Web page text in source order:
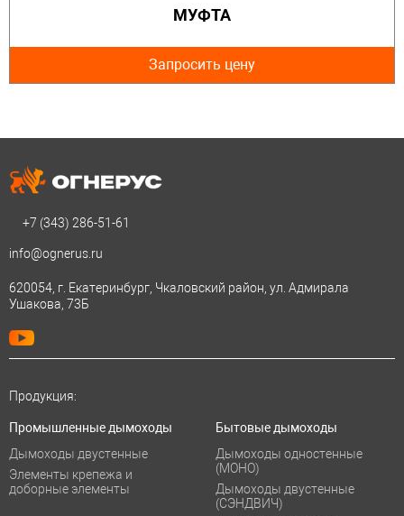
МУФТА
Запросить цену
+7 (343) 286-51-61
info@ognerus.ru
620054, г. Екатеринбург, Чкаловский район, ул. Адмирала
Ушакова, 73Б
Продукция:
Промышленные дымоходы
Дымоходы двустенные
Элементы крепежа и
доборные элементы
Бытовые дымоходы
Дымоходы одностенные
(МОНО)
Дымоходы двустенные
(СЭНДВИЧ)